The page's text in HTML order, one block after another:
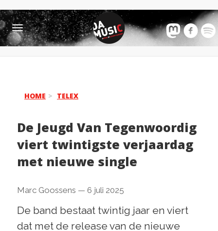
Toggle
navigation
HOME TELEX
De Jeugd Van Tegenwoordig
viert twintigste verjaardag
met nieuwe single
Marc Goossens — 6 juli 2025
De band bestaat twintig jaar en viert
dat met de release van de nieuwe